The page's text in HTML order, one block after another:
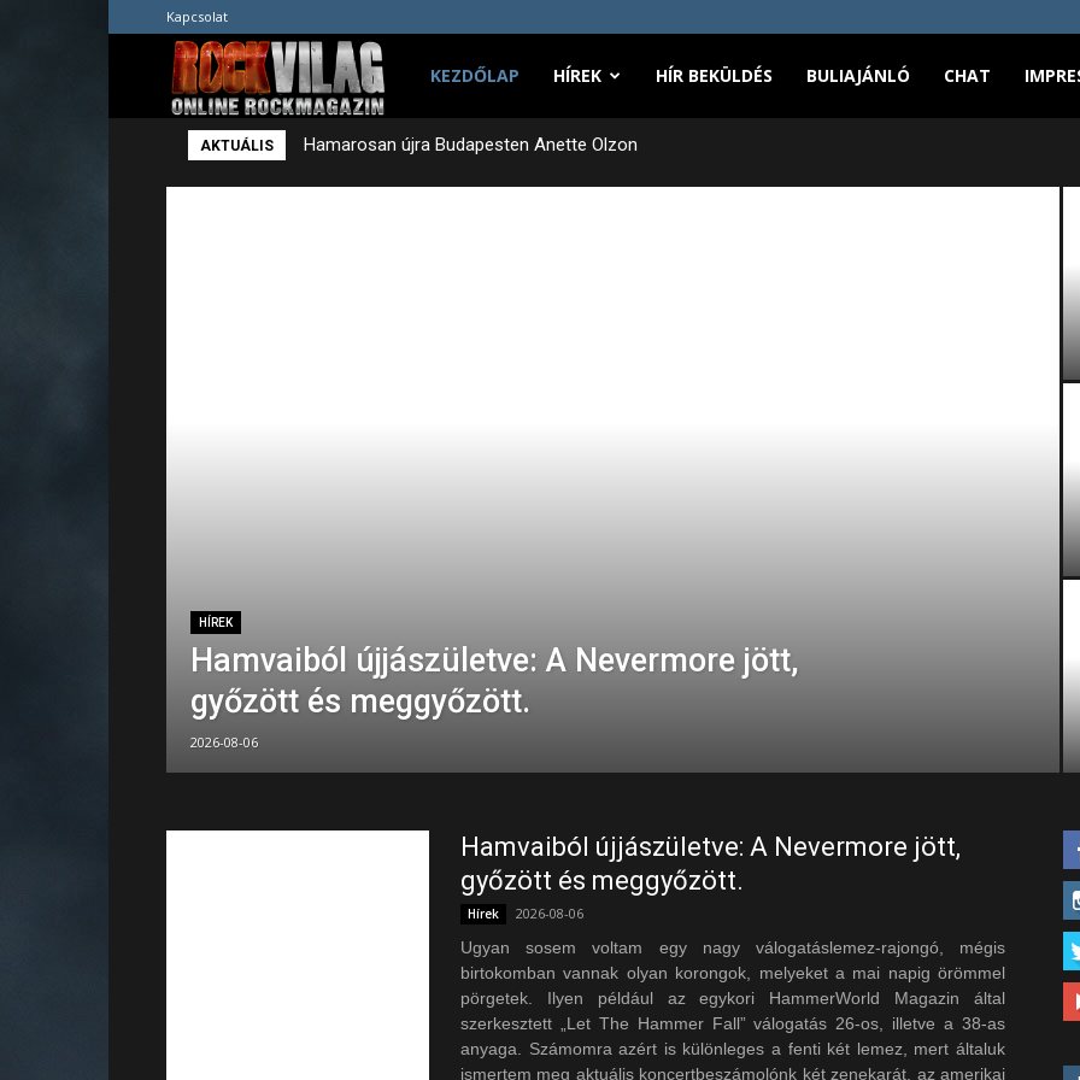
Kapcsolat
Rockvilág.hu
online
KEZDŐLAP HÍREK HÍR BEKÜLDÉS BULIAJÁNLÓ CHAT
AKTUÁLIS Hamarosan újra Budapesten Anette Olzon
HÍREK
Hamvaiból újjászületve: A Nevermore jött,
győzött és meggyőzött.
2026-08-06
Hamvaiból újjászületve: A Nevermore jött,
győzött és meggyőzött.
Hírek 2026-08-06
Ugyan sosem voltam egy nagy válogatáslemez-rajongó, mégis
birtokomban vannak olyan korongok, melyeket a mai napig örömmel
pörgetek. Ilyen például az egykori HammerWorld Magazin által
szerkesztett „Let The Hammer Fall” válogatás 26-os, illetve a 38-as
anyaga. Számomra azért is különleges a fenti két lemez, mert általuk
ismertem meg aktuális koncertbeszámolónk két zenekarát, az amerikai